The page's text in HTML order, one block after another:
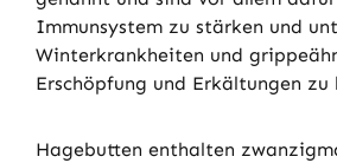
Immunsystem zu stärken und
Winterkrankheiten und
Erschöpfung und Erkältungen zu
Hagebutten enthalten